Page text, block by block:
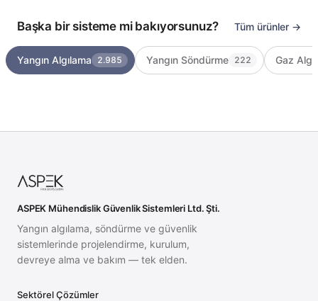
Başka bir sisteme mi bakıyorsunuz? Tüm ürünler →
Yangın Algılama 2.985 Yangın Söndürme 222 Gaz
ASPEK Mühendislik Güvenlik Sistemleri Ltd. Şti.
Yangın algılama, söndürme ve güvenlik
sistemlerinde projelendirme, kurulum,
devreye alma ve bakım — tek elden.
Sektörel Çözümler